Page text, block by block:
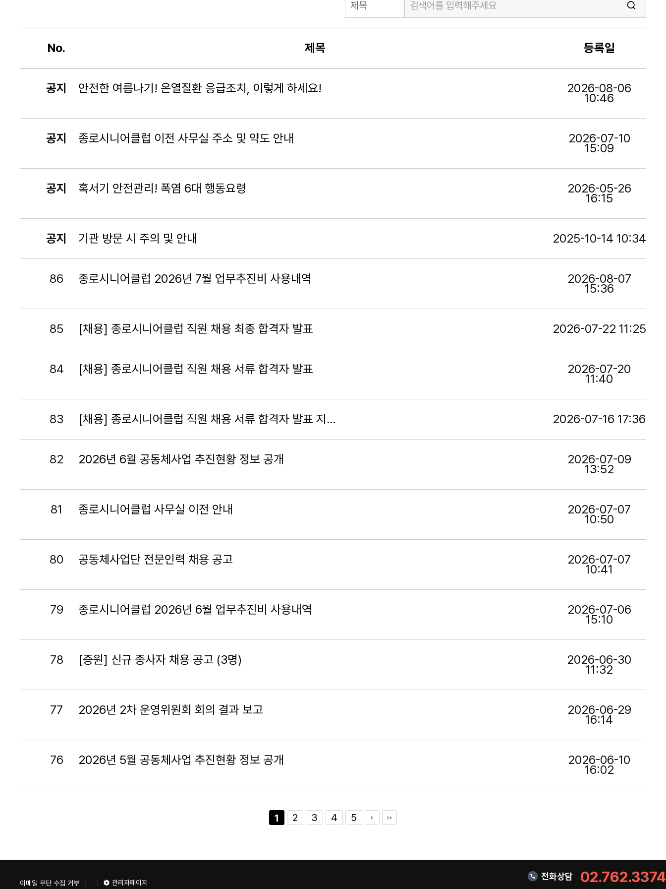
No. 제목 등록일
공지 안전한 여름나기! 온열질환 응급조치, 이렇게 하세요! 2026-08-06
10:46
공지 종로시니어클럽 이전 사무실 주소 및 약도 안내 2026-07-10
15:09
공지 혹서기 안전관리! 폭염 6대 행동요령 2026-05-26
16:15
공지 기관 방문 시 주의 및 안내 2025-10-14 10:34
86 종로시니어클럽 2026년 7월 업무추진비 사용내역 2026-08-07
15:36
85 [채용] 종로시니어클럽 직원 채용 최종 합격자 발표 2026-07-22 11:25
84 [채용] 종로시니어클럽 직원 채용 서류 합격자 발표 2026-07-20
11:40
83 [채용] 종로시니어클럽 직원 채용 서류 합격자 발표 지… 2026-07-16 17:36
82 2026년 6월 공동체사업 추진현황 정보 공개 2026-07-09
13:52
81 종로시니어클럽 사무실 이전 안내 2026-07-07
10:50
80 공동체사업단 전문인력 채용 공고 2026-07-07
10:41
79 종로시니어클럽 2026년 6월 업무추진비 사용내역 2026-07-06
15:10
78 [증원] 신규 종사자 채용 공고 (3명) 2026-06-30
11:32
77 2026년 2차 운영위원회 회의 결과 보고 2026-06-29
16:14
76 2026년 5월 공동체사업 추진현황 정보 공개 2026-06-10
16:02
1 2 3 4 5
이메일 무단 수집 거부 관리자페이지
전화상담 02.762.3374